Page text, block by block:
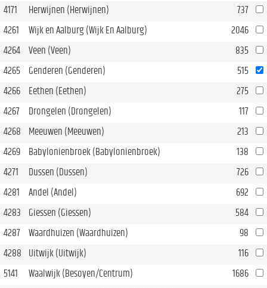
4171
Herwijnen (Herwijnen)
737
4261
Wijk en Aalburg (Wijk En Aalburg)
2046
4264
Veen (Veen)
835
4265
Genderen (Genderen)
515
4266
Eethen (Eethen)
275
4267
Drongelen (Drongelen)
117
4268
Meeuwen (Meeuwen)
213
4269
Babylonienbroek (Babylonienbroek)
138
4271
Dussen (Dussen)
726
4281
Andel (Andel)
692
4283
Giessen (Giessen)
584
4287
Waardhuizen (Waardhuizen)
98
4288
Uitwijk (Uitwijk)
116
5141
Waalwijk (Besoyen/Centrum)
1686